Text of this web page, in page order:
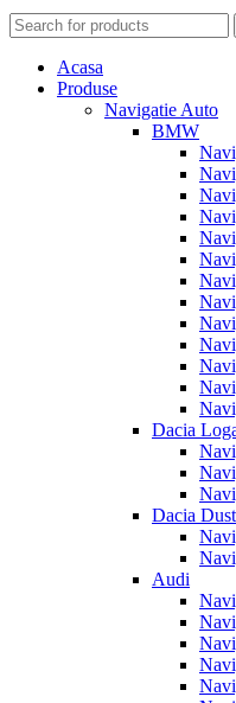
Acasa
Produse
Navigatie Auto
BMW
Dacia
Dacia
Audi